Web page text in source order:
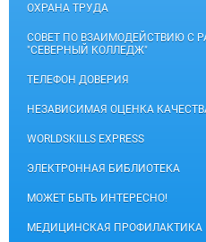
ОХРАНА ТРУДА
СОВЕТ ПО ВЗАИМОДЕЙСТВИЮ С
"СЕВЕРНЫЙ КОЛЛЕДЖ"
ТЕЛЕФОН ДОВЕРИЯ
НЕЗАВИСИМАЯ ОЦЕНКА
WORLDSKILLS EXPRESS
ЭЛЕКТРОННАЯ БИБЛИОТЕКА
МОЖЕТ БЫТЬ ИНТЕРЕСНО!
МЕДИЦИНСКАЯ ПРОФИЛАКТИКА